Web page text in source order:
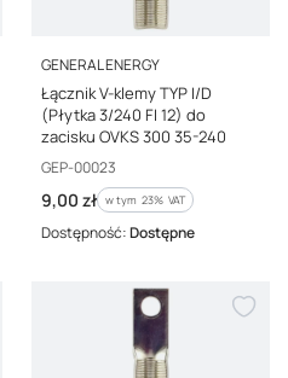
PRODUCENT
GENERAL ENERGY
Łącznik V-klemy TYP I/D
(Płytka 3/240 FI 12) do
zacisku OVKS 300 35-240
Kod producenta
GEP-00023
Cena brutto
9,00 zł w tym %s VAT
w tym 23% VAT
Dostępność:Dostępne